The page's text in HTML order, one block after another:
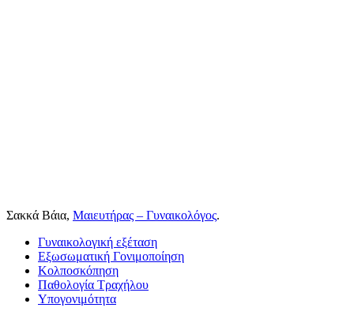
Σακκά Βάια, Μαιευτήρας – Γυναικολόγος.
Γυναικολογική εξέταση
Εξωσωματική Γονιμοποίηση
Κολποσκόπηση
Παθολογία Τραχήλου
Υπογονιμότητα